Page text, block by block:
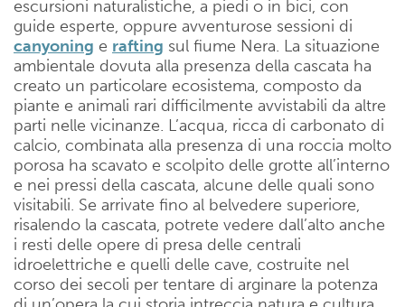
escursioni naturalistiche, a piedi o in bici, con
guide esperte, oppure avventurose sessioni di
canyoning e rafting sul fiume Nera. La situazione
ambientale dovuta alla presenza della cascata ha
creato un particolare ecosistema, composto da
piante e animali rari difficilmente avvistabili da altre
parti nelle vicinanze. L’acqua, ricca di carbonato di
calcio, combinata alla presenza di una roccia molto
porosa ha scavato e scolpito delle grotte all’interno
e nei pressi della cascata, alcune delle quali sono
visitabili. Se arrivate fino al belvedere superiore,
risalendo la cascata, potrete vedere dall’alto anche
i resti delle opere di presa delle centrali
idroelettriche e quelli delle cave, costruite nel
corso dei secoli per tentare di arginare la potenza